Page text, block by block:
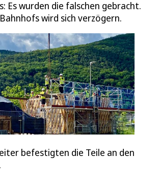
Es wurden die falschen gebracht.
wird sich verzögern.
befestigten die Teile an den